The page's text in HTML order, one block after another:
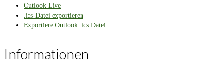
Outlook Live
.ics-Datei exportieren
Exportiere Outlook .ics Datei
Informationen